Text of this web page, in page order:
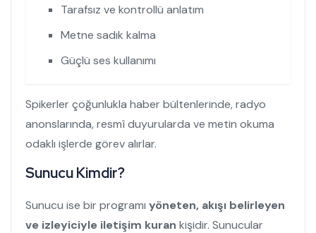
Tarafsız ve kontrollü anlatım
Metne sadık kalma
Güçlü ses kullanımı
Spikerler çoğunlukla haber bültenlerinde, radyo
anonslarında, resmî duyurularda ve metin okuma
odaklı işlerde görev alırlar.
Sunucu Kimdir?
Sunucu ise bir programı yöneten, akışı belirleyen
ve izleyiciyle iletişim kuran kişidir. Sunucular